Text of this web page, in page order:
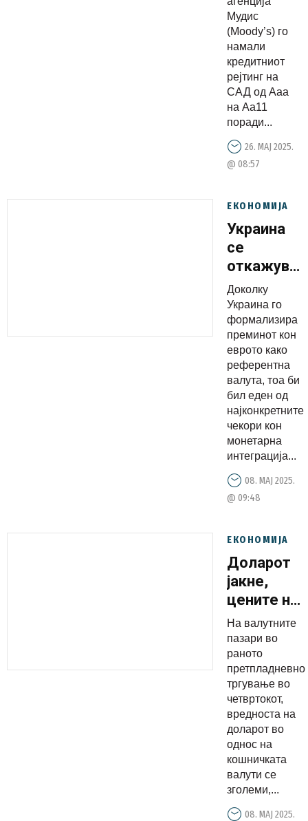
Мудис
(Moody’s) го
намали
кредитниот
рејтинг на
САД од Ааа
на Аа11
поради...
26. МАЈ 2025.
@ 08:57
ЕКОНОМИЈА
Украина
се
откажува
од
доларот,
еврото
станува
нова
валута?
Доколку
Украина го
формализира
преминот кон
еврото како
референтна
валута, тоа би
бил еден од
најконкретните
чекори кон
монетарна
интеграција...
08. МАЈ 2025.
@ 09:48
ЕКОНОМИЈА
Доларот
јакне,
цените на
нафтата
растат
На валутните
пазари во
раното
претпладневно
тргување во
четвртокот,
вредноста на
доларот во
однос на
кошничката
валути се
зголеми,...
08. МАЈ 2025.